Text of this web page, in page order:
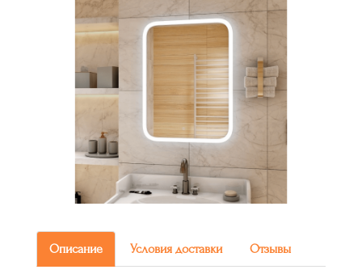
Описание Условия доставки Отзывы